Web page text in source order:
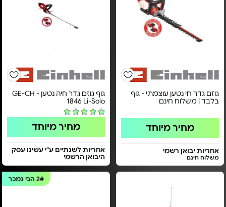
גוזם גדר חי נטען עוצמתי - גוף
בלבד | משלוח חינם
מחיר מיוחד
אחריות יבואן רשמי
משלוח חינם
גוף גוזם גדר חיה נטען - GE-CH
1846 Li-Solo
מחיר מיוחד
אחריות לשנתיים ע"י עשינו עסק
היבואן הרשמי
2#הכי נמכר